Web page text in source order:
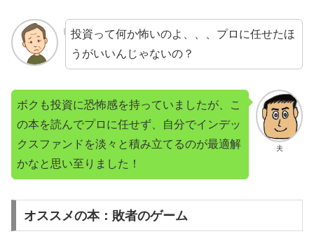
投資って何か怖いのよ、、、プロに任せたほ
うがいいんじゃないの？
夫
ボクも投資に恐怖感を持っていましたが、こ
の本を読んでプロに任せず、自分でインデッ
クスファンドを淡々と積み立てるのが最適解
かなと思い至りました！
オススメの本：敗者のゲーム